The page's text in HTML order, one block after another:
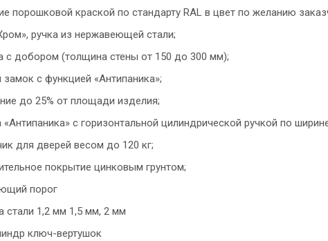
порошковой краской по стандарту RAL в цвет по желанию
ручка из нержавеющей стали;
с добором (толщина стены от 150 до 300 мм);
замок с функцией «Антипаника»;
до 25% от площади изделия;
«Антипаника» с горизонтальной цилиндрической ручкой по
для дверей весом до 120 кг;
покрытие цинковым грунтом;
порог
стали 1,2 мм 1,5 мм, 2 мм
ключ-вертушок